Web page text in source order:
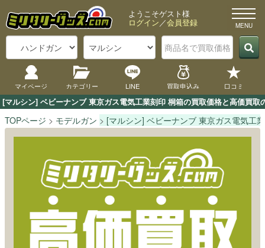
[マルシン] ベビーナンブ 東京ガス電気工業刻印 桐箱の買取価格と高価買
ようこそゲスト様
ログイン／会員登録
マイページ カテゴリー LINE 買取申込み 口コミ
TOPページ モデルガン [マルシン] ベビーナンブ 東京ガス電気工